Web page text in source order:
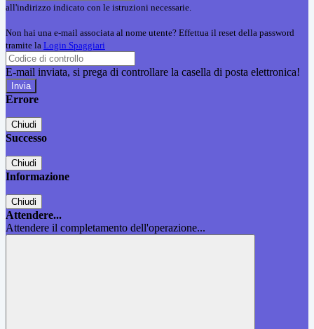
all'indirizzo indicato con le istruzioni necessarie.
Non hai una e-mail associata al nome utente? Effettua il reset della password
tramite la Login Spaggiari
E-mail inviata, si prega di controllare la casella di posta elettronica!
Errore
Chiudi
Successo
Chiudi
Informazione
Chiudi
Attendere...
Attendere il completamento dell'operazione...